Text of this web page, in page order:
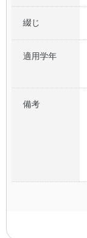
綴じ
適用学年
備考